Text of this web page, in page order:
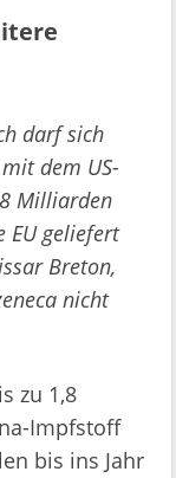
darf sich
dem US-
Milliarden
EU geliefert
Breton,
nicht
zu 1,8
Impfstoff
bis ins Jahr